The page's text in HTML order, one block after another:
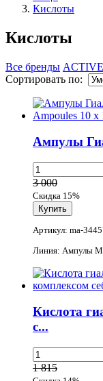
Кислоты
Кислоты
Все бренды ACTIVE
Сортировать по:
Ампулы
3 000
Скидка 15%
Артикул: ma-
Линия: Ампулы
Кислота
с...
1 815